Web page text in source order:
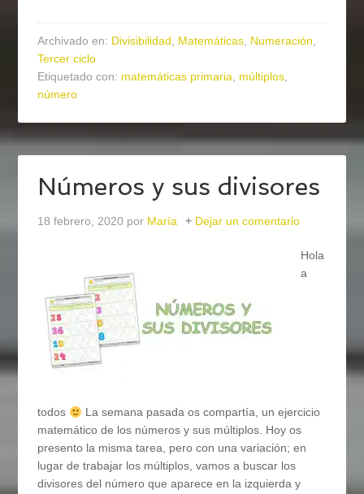
Archivado en: Divisibilidad, Matemáticas, Numeración,
Tercer ciclo
Etiquetado con: matemáticas primaria, múltiplos,
número
Números y sus divisores
18 febrero, 2020 por María Dejar un comentario
Hola
a
todos
La semana pasada os compartía, un ejercicio
matemático de los números y sus múltiplos. Hoy os
presento la misma tarea, pero con una variación; en
lugar de trabajar los múltiplos, vamos a buscar los
divisores del número que aparece en la izquierda y